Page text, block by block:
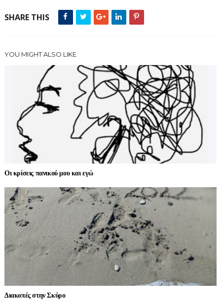
SHARE THIS
YOU MIGHT ALSO LIKE
Οι κρίσεις πανικού μου και εγώ
Διακοπές στην Σκύρο